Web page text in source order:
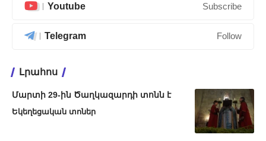
Youtube Subscribe
Telegram Follow
Լրահոս
Մարտի 29-ին Ծաղկազարդի տոնն է
Եկեղեցական տոներ